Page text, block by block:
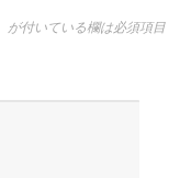
が付いている欄は必須項目